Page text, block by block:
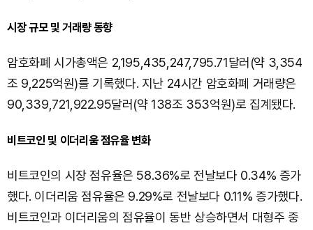
시장 규모 및 거래량 동향
암호화폐 시가총액은 2,195,435,247,795.71달러(약 3,354
조 9,225억원)를 기록했다. 지난 24시간 암호화폐 거래량은
90,339,721,922.95달러(약 138조 353억원)로 집계됐다.
비트코인 및 이더리움 점유율 변화
비트코인의 시장 점유율은 58.36%로 전날보다 0.34% 증가
했다. 이더리움 점유율은 9.29%로 전날보다 0.11% 증가했다.
비트코인과 이더리움의 점유율이 동반 상승하면서 대형주 중